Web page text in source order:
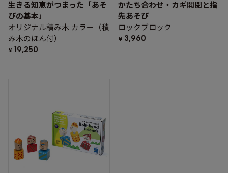
生きる知恵がつまった「あそ
びの基本」
オリジナル積み木 カラー（積
み木のほん付）
¥ 19,250
かたち合わせ・カギ開閉と指
先あそび
ロックブロック
¥ 3,960